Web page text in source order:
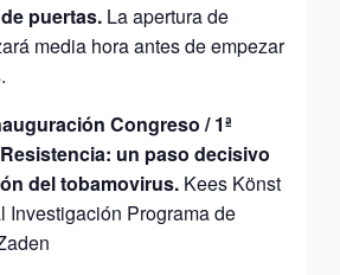
puertas. La apertura de
media hora antes de empezar
Congreso / 1ª
un paso decisivo
del tobamovirus. Kees Könst
Investigación Programa de